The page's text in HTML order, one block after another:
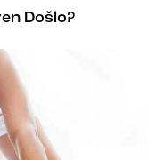
Došlo?